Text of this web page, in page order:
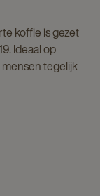
koffie is gezet
Ideaal op
tegelijk